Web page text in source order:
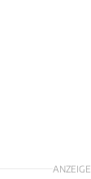
ANZEIGE